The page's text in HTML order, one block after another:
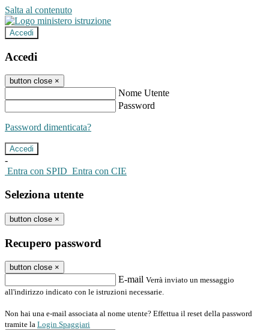
Salta al contenuto
Accedi
Accedi
button close ×
Nome Utente
Password
Password dimenticata?
-
Entra con SPID Entra con CIE
Seleziona utente
button close ×
Recupero password
button close ×
E-mail Verrà inviato un messaggio
all'indirizzo indicato con le istruzioni necessarie.
Non hai una e-mail associata al nome utente? Effettua il reset della password
tramite la Login Spaggiari